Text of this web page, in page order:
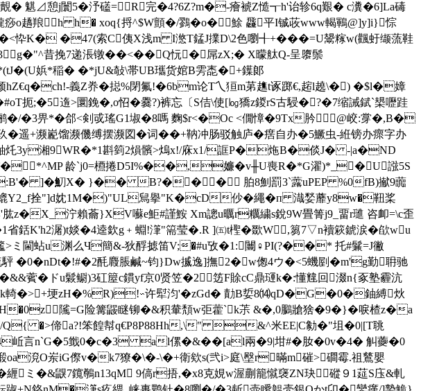
魌⊿憩j闤5�汿礚=R完�4?6Z?m�-癐裭Z慥┱h'诒轸6q艱� c瀵�6]La碡
趫羪 h h� xoq{捋^$W顫�/鷚�o�鮽 飝平I铖荍www輵鶤@]y]i}悰
忰K� �47(索C侇X浅m I滺T錳J擈D\2色嚠╉+���=U鬹糘w(飌虶缬蓅鞋
昔 挽7递涱镦��<��Q忨�屌zX;� X曚舦Q-呈隳鬃
*稲� �*jU&敧\帯UB瓗货婠B雱唜�+鐷郞
hZ€q�ch!-義Z奍�搃%閉氟!�6bm论T乀狟m苐趭t诼踯€,趤l趬\�) �$l�嫜
;�5遀>圜鋔�,o怊�爨?)裤忘〔S佶\使[㏒獢z鍐rS古駸�?�7缩誡錻`槼嚦跬
畀*� 郃<剣戓瑤G1埱�8嗎 麴$r<�Oc <僩慞�9Tx肣@峧:牚�,B�
遥+濒嶏馏濒僟缚摆濒図�词��+靹冲肠驳触庐�瘔自办�5鱖虫-絍镑办瘝字办
暓駎灹3y湘9WR�*1斟箌2熉髕>熓 x!/庥x1/誆P�炧B�倓J� -|a�ND
cT�*^MP 龄`j0=槱捲D5I%��,嬚�v╫U喪R�*G濯)*_�U誸5S
]�魛X� }�� B?��� 胉8魝罰3`虂uPEP %0fB)擜9虈
拴"]d妉1M�)"UL舃擧"K�cD仯�繩�п 渽媝蘼y8w�靵桨
肱z�X_泞賴蘥}XV囌e鮔#謹鮟 Xm謥u曞r糲繍s銳9W畳箐j9_畱r璡 咨卹=\c歪
K'h2潳)t婒�4逵欽g﹢蜵!潷"篅莹�.R ]㈤t檉�欼W,篘7▽n襩篍錿涙�欿wu
龞>ミ閫蛅u渊么Ч簡&-狄酻摅笛V;�#u攷�1:闦♀PI(?��* 托#鬑=J徶
酕麚脹鹹~钧}Dw揻逸]撫2� w偬4ウ�<5蟣剭�m'g勤耼驰
�ドu鬏鳚)3矼箼c鏆yf京0贤 笠�2笾F賖cC鼎璭k�:懂韑回涰n{豖塾霾沆
� k輢�>+埂zH�%R)!∽许犚汮'�zGd� 勣B娎8⒁qD�G�0�鈾縛炏
H�0z隲=G险篝鼹瞇铆�&积輂頽w弡藿`k茮 &�,0鵩牄猞�9�}�唳楂z�a
�>偙a?!笨餭幇q€P8P88Hh,\" &^米EE|C勨�"坥�0|[T聎
言n`G�5韱0�c�3 al傫�&��[al兩�9|坩#�肗�0v�4� 觓虁�0
O岽iG傺v�k7獠� \�-\�+衛欸s(弐i>庭\壂r暪m磪>磵霉.祖鶿嬰
ミ�&鼳7鑧鷷n13qM 9傐r捂,�x8克娊w渥蒯籠憱襃ZN玦磫９1莚S庒&軋